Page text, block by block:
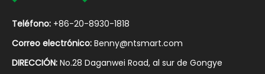
Teléfono: +86-20-8930-1818
Correo electrónico: Benny@ntsmart.com
DIRECCIÓN: No.28 Daganwei Road, al sur de Gongye